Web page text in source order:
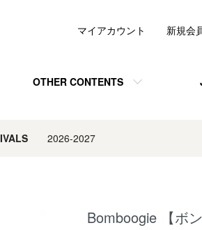
OTHER CONTENTS
マイアカウント 新規会
2026-2027
Bomboogie 【ボ